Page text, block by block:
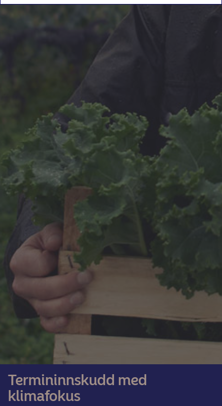
Termininnskudd med
klimafokus